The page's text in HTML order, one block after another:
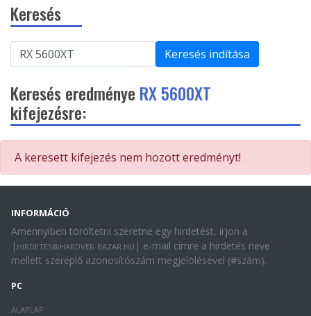
Keresés
Keresés indítása
Keresés eredménye RX 5600XT
kifejezésre:
A keresett kifejezés nem hozott eredményt!
INFORMÁCIÓ
Amennyiben töröltetni szeretne egy hirdetést, írjon a
| HIRDETES@HARDVER-BAZAR.HU | e-mail címre a hirdetés neve
mellett szereplő azonosítószám megjelölésével (#szám).
PC
ALAPLAP